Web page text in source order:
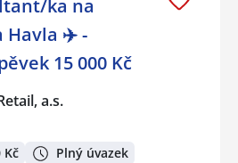
ka na
Havla ✈️ -
15 000 Kč
a.s.
Kč
Plný úvazek